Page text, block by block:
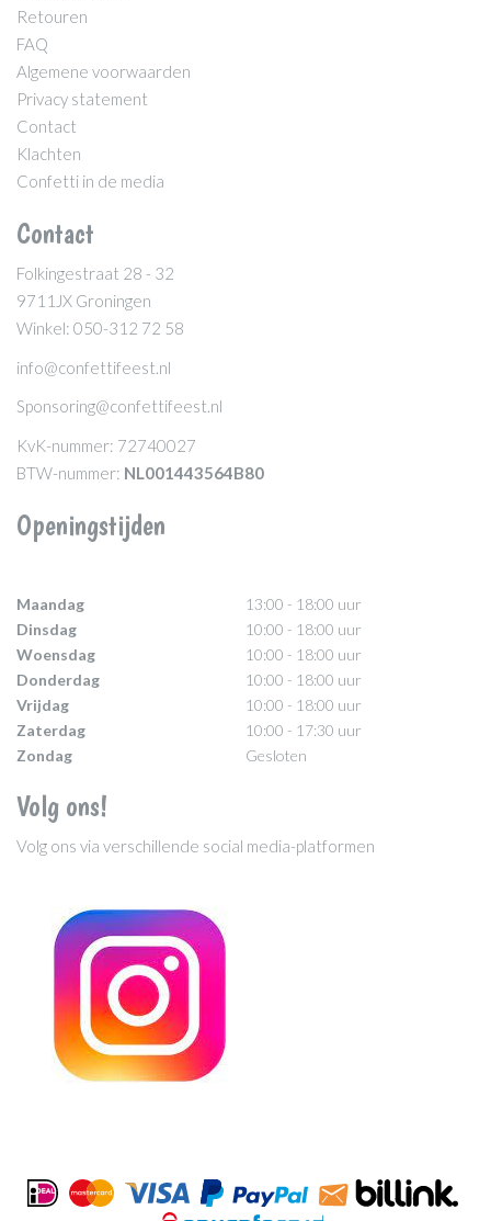
Retouren
FAQ
Algemene voorwaarden
Privacy statement
Contact
Klachten
Confetti in de media
Contact
Folkingestraat 28 - 32
9711JX Groningen
Winkel: 050-312 72 58
info@confettifeest.nl
Sponsoring@confettifeest.nl
KvK-nummer: 72740027
BTW-nummer: NL001443564B80
Openingstijden
Maandag
13:00 - 18:00 uur
Dinsdag
10:00 - 18:00 uur
Woensdag
10:00 - 18:00 uur
Donderdag
10:00 - 18:00 uur
Vrijdag
10:00 - 18:00 uur
Zaterdag
10:00 - 17:30 uur
Zondag
Gesloten
Volg ons!
Volg ons via verschillende social media-platformen